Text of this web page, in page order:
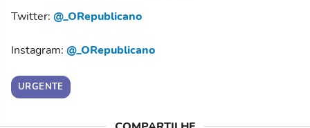
Twitter: @_ORepublicano
Instagram: @_ORepublicano
URGENTE